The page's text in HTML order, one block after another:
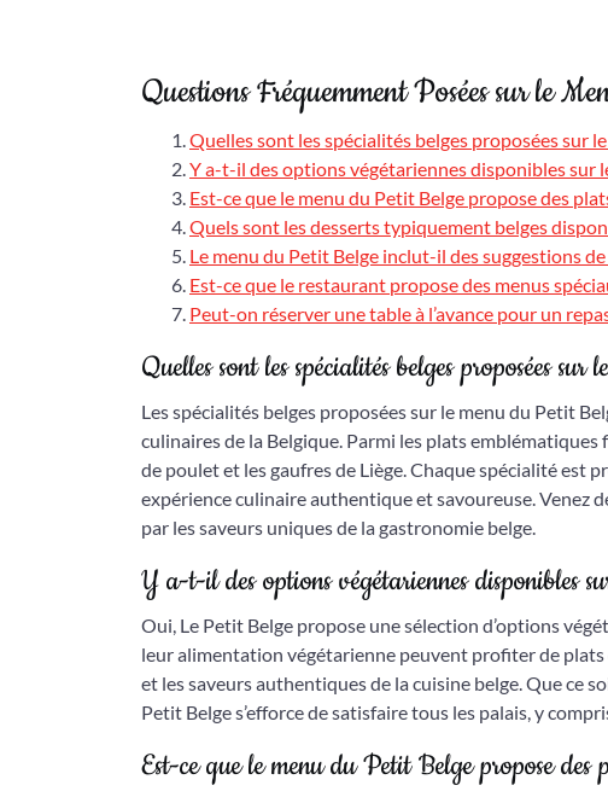
Questions Fréquemment Posées sur le
Quelles sont les spécialités belges proposées sur
Y a-t-il des options végétariennes disponibles sur
Est-ce que le menu du Petit Belge propose des
Quels sont les desserts typiquement belges
Le menu du Petit Belge inclut-il des suggestions
Est-ce que le restaurant propose des menus
Peut-on réserver une table à l’avance pour un
Quelles sont les spécialités belges proposées
Les spécialités belges proposées sur le menu du Petit
culinaires de la Belgique. Parmi les plats
de poulet et les gaufres de Liège. Chaque spécialité est
expérience culinaire authentique et savoureuse. Venez
par les saveurs uniques de la gastronomie belge.
Y a-t-il des options végétariennes disponibles
Oui, Le Petit Belge propose une sélection d’options
leur alimentation végétarienne peuvent profiter de
et les saveurs authentiques de la cuisine belge. Que ce
Petit Belge s’efforce de satisfaire tous les palais, y
Est-ce que le menu du Petit Belge propose des